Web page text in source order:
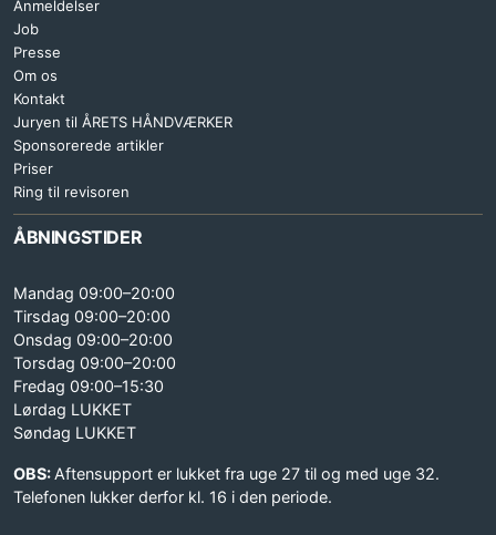
Anmeldelser
Job
Presse
Om os
Kontakt
Juryen til ÅRETS HÅNDVÆRKER
Sponsorerede artikler
Priser
Ring til revisoren
ÅBNINGSTIDER
Mandag 09:00–20:00
Tirsdag 09:00–20:00
Onsdag 09:00–20:00
Torsdag 09:00–20:00
Fredag 09:00–15:30
Lørdag LUKKET
Søndag LUKKET
OBS: Aftensupport er lukket fra uge 27 til og med uge 32.
Telefonen lukker derfor kl. 16 i den periode.